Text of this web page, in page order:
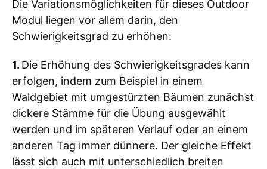
Die Variationsmöglichkeiten für dieses Outdoor
Modul liegen vor allem darin, den
Schwierigkeitsgrad zu erhöhen:
1. Die Erhöhung des Schwierigkeitsgrades kann
erfolgen, indem zum Beispiel in einem
Waldgebiet mit umgestürzten Bäumen zunächst
dickere Stämme für die Übung ausgewählt
werden und im späteren Verlauf oder an einem
anderen Tag immer dünnere. Der gleiche Effekt
lässt sich auch mit unterschiedlich breiten